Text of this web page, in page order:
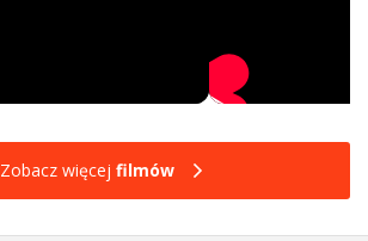
Zobacz więcej filmów